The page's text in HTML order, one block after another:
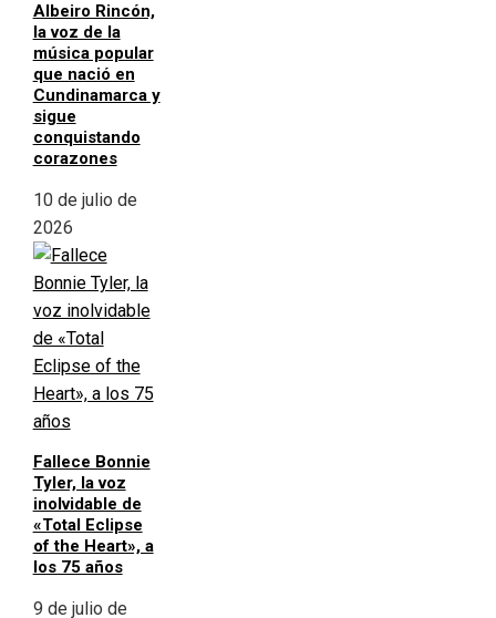
Albeiro Rincón,
la voz de la
música popular
que nació en
Cundinamarca y
sigue
conquistando
corazones
10 de julio de
2026
Fallece Bonnie
Tyler, la voz
inolvidable de
«Total Eclipse
of the Heart», a
los 75 años
9 de julio de